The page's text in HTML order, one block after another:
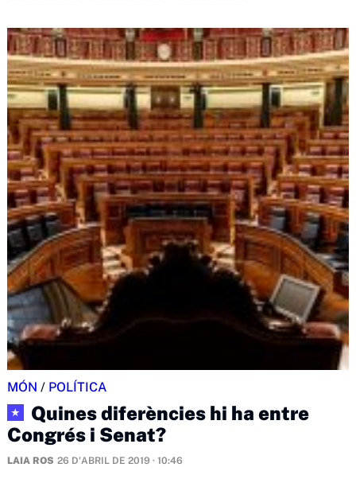
MÓN / POLÍTICA
★
Quines diferències hi ha entre
Congrés i Senat?
LAIA ROS 26 D'ABRIL DE 2019 · 10:46